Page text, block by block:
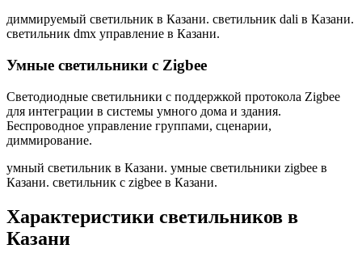
диммируемый светильник в Казани. светильник dali в Казани.
светильник dmx управление в Казани.
Умные светильники с Zigbee
Светодиодные светильники с поддержкой протокола Zigbee
для интеграции в системы умного дома и здания.
Беспроводное управление группами, сценарии,
диммирование.
умный светильник в Казани. умные светильники zigbee в
Казани. светильник с zigbee в Казани.
Характеристики светильников в
Казани